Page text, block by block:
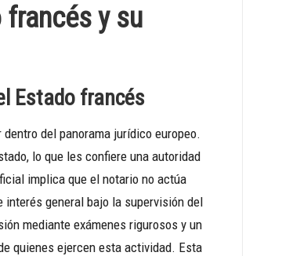
y su
Estado francés
del panorama jurídico europeo.
lo que les confiere una autoridad
implica que el notario no actúa
interés general bajo la supervisión del
mediante exámenes rigurosos y un
quienes ejercen esta actividad. Esta